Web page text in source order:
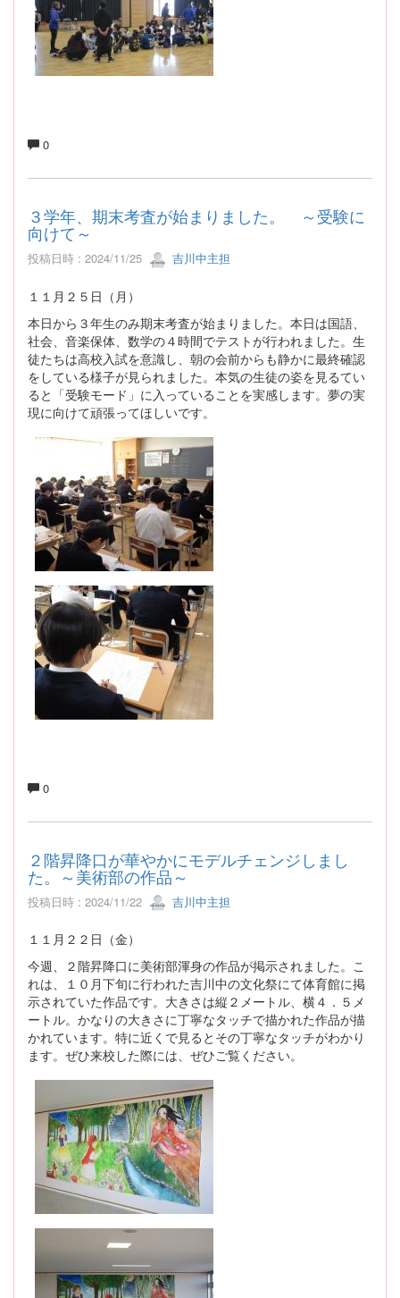
0
３学年、期末考査が始まりました。 ～受験に
向けて～
投稿日時 : 2024/11/25 吉川中主担
１１月２５日（月）
本日から３年生のみ期末考査が始まりました。本日は国語、
社会、音楽保体、数学の４時間でテストが行われました。生
徒たちは高校入試を意識し、朝の会前からも静かに最終確認
をしている様子が見られました。本気の生徒の姿を見るてい
ると「受験モード」に入っていることを実感します。夢の実
現に向けて頑張ってほしいです。
0
２階昇降口が華やかにモデルチェンジしまし
た。～美術部の作品～
投稿日時 : 2024/11/22 吉川中主担
１１月２２日（金）
今週、２階昇降口に美術部渾身の作品が掲示されました。こ
れは、１０月下旬に行われた吉川中の文化祭にて体育館に掲
示されていた作品です。大きさは縦２メートル、横４．５メ
ートル。かなりの大きさに丁寧なタッチで描かれた作品が描
かれています。特に近くで見るとその丁寧なタッチがわかり
ます。ぜひ来校した際には、ぜひご覧ください。